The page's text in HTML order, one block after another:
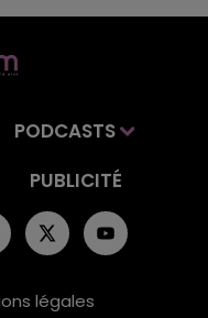
PODCASTS
PUBLICITÉ
légales